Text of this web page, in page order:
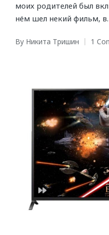
моих родителей был
нём шел некий фильм,
Posted
By Никита Тришин 1